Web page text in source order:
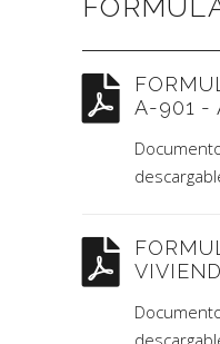
A-901 -